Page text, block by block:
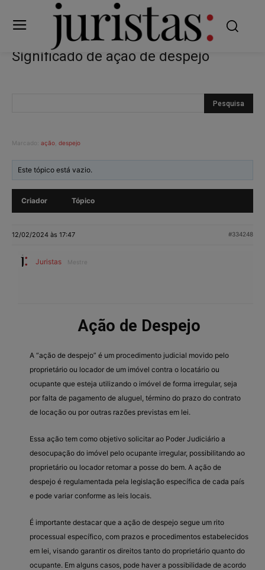
Significado de ação de despejo
Marcado: ação despejo
Este tópico está vazio.
Criador Tópico
12/02/2024 às 17:47 #334248
Juristas Mestre
Ação de Despejo
A “ação de despejo” é um procedimento judicial movido pelo
proprietário ou locador de um imóvel contra o locatário ou
ocupante que esteja utilizando o imóvel de forma irregular, seja
por falta de pagamento de aluguel, término do prazo do contrato
de locação ou por outras razões previstas em lei.
Essa ação tem como objetivo solicitar ao Poder Judiciário a
desocupação do imóvel pelo ocupante irregular, possibilitando ao
proprietário ou locador retomar a posse do bem. A ação de
despejo é regulamentada pela legislação específica de cada país
e pode variar conforme as leis locais.
É importante destacar que a ação de despejo segue um rito
processual específico, com prazos e procedimentos estabelecidos
em lei, visando garantir os direitos tanto do proprietário quanto do
ocupante. Em alguns casos, pode haver a possibilidade de acordo